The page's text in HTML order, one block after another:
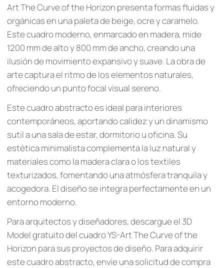
Art The Curve of the Horizon presenta formas fluidas y
orgánicas en una paleta de beige, ocre y caramelo.
Este cuadro moderno, enmarcado en madera, mide
1200 mm de alto y 800 mm de ancho, creando una
ilusión de movimiento expansivo y suave. La obra de
arte captura el ritmo de los elementos naturales,
ofreciendo un punto focal visual sereno.
Este cuadro abstracto es ideal para interiores
contemporáneos, aportando calidez y un dinamismo
sutil a una sala de estar, dormitorio u oficina. Su
estética minimalista complementa la luz natural y
materiales como la madera clara o los textiles
texturizados, fomentando una atmósfera tranquila y
acogedora. El diseño se integra perfectamente en un
entorno moderno.
Para arquitectos y diseñadores, descargue el 3D
Model gratuito del cuadro YS-Art The Curve of the
Horizon para sus proyectos de diseño. Para adquirir
este cuadro abstracto, envíe una solicitud de compra